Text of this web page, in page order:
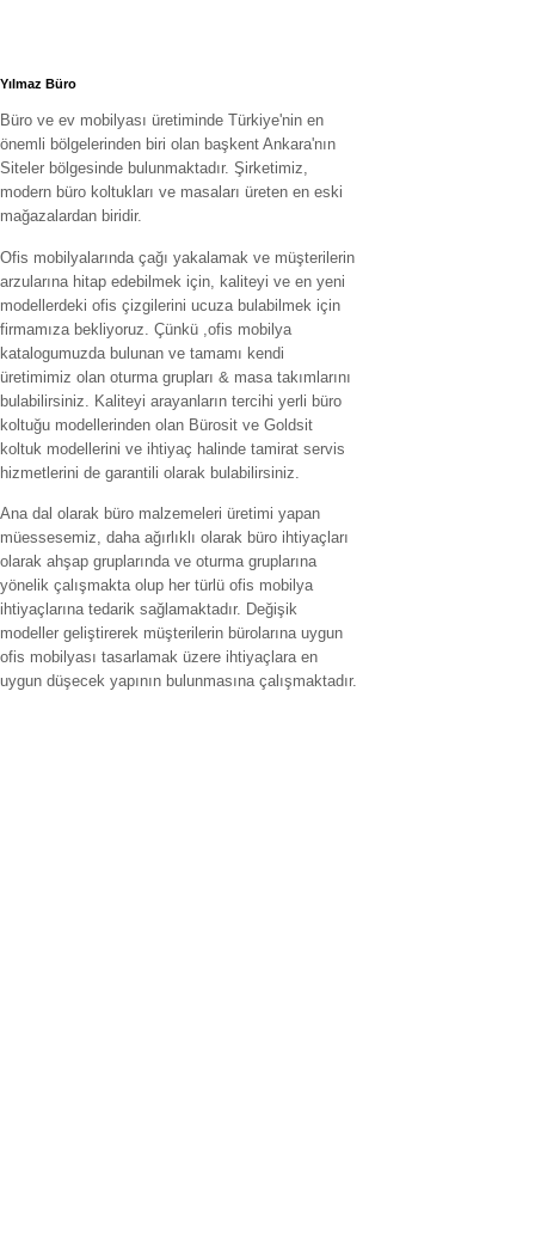
Yılmaz Büro
Büro ve ev mobilyası üretiminde Türkiye'nin en
önemli bölgelerinden biri olan başkent Ankara'nın
Siteler bölgesinde bulunmaktadır. Şirketimiz,
modern büro koltukları ve masaları üreten en eski
mağazalardan biridir.
Ofis mobilyalarında çağı yakalamak ve müşterilerin
arzularına hitap edebilmek için, kaliteyi ve en yeni
modellerdeki ofis çizgilerini ucuza bulabilmek için
firmamıza bekliyoruz. Çünkü ,ofis mobilya
katalogumuzda bulunan ve tamamı kendi
üretimimiz olan oturma grupları & masa takımlarını
bulabilirsiniz. Kaliteyi arayanların tercihi yerli büro
koltuğu modellerinden olan Bürosit ve Goldsit
koltuk modellerini ve ihtiyaç halinde tamirat servis
hizmetlerini de garantili olarak bulabilirsiniz.
Ana dal olarak büro malzemeleri üretimi yapan
müessesemiz, daha ağırlıklı olarak büro ihtiyaçları
olarak ahşap gruplarında ve oturma gruplarına
yönelik çalışmakta olup her türlü ofis mobilya
ihtiyaçlarına tedarik sağlamaktadır. Değişik
modeller geliştirerek müşterilerin bürolarına uygun
ofis mobilyası tasarlamak üzere ihtiyaçlara en
uygun düşecek yapının bulunmasına çalışmaktadır.